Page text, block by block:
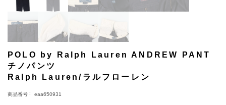
POLO by Ralph Lauren ANDREW PANT
チノパンツ
Ralph Lauren/ラルフローレン
商品番号 eaa650931